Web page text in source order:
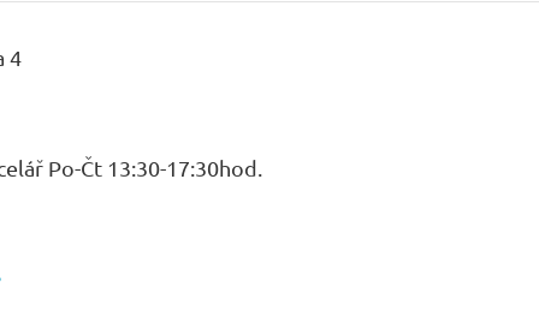
4
Po-Čt 13:30-17:30hod.